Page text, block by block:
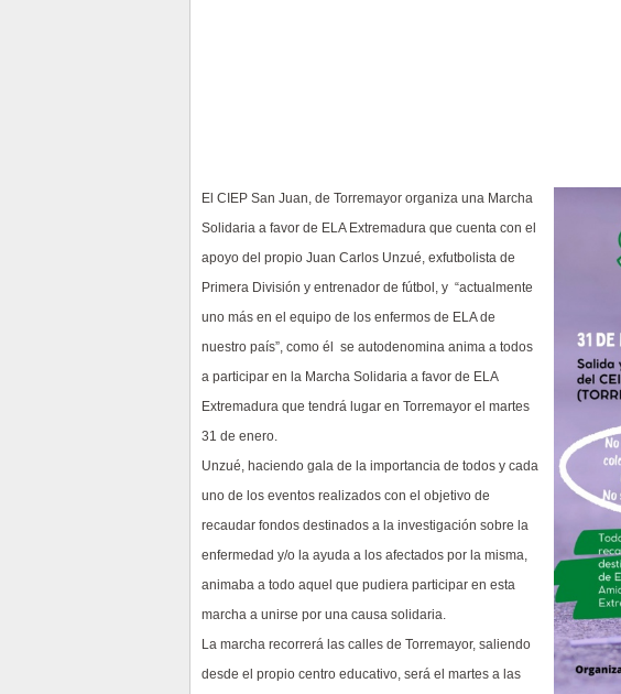
El CIEP San Juan, de Torremayor organiza una Marcha
Solidaria a favor de ELA Extremadura que cuenta con el
apoyo del propio Juan Carlos Unzué, exfutbolista de
Primera División y entrenador de fútbol, y “actualmente
uno más en el equipo de los enfermos de ELA de
nuestro país”, como él se autodenomina anima a todos
a participar en la Marcha Solidaria a favor de ELA
Extremadura que tendrá lugar en Torremayor el martes
31 de enero.
Unzué, haciendo gala de la importancia de todos y cada
uno de los eventos realizados con el objetivo de
recaudar fondos destinados a la investigación sobre la
enfermedad y/o la ayuda a los afectados por la misma,
animaba a todo aquel que pudiera participar en esta
marcha a unirse por una causa solidaria.
La marcha recorrerá las calles de Torremayor, saliendo
desde el propio centro educativo, será el martes a las